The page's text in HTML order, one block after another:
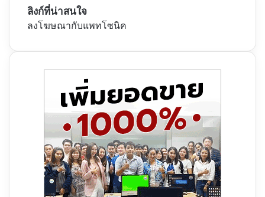
ลิงก์ที่น่าสนใจ
ลงโฆษณากับแพทโซนิค